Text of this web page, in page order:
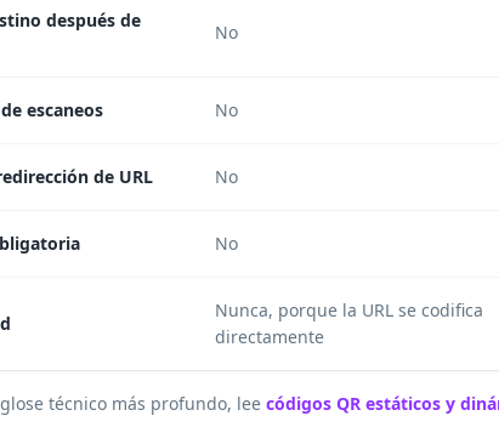
después de
No
escaneos No
de URL No
No
Nunca, porque la URL se codifica
directamente
técnico más profundo, lee códigos QR estáticos y